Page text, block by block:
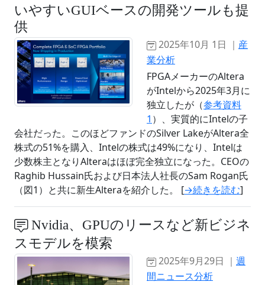
いやすいGUIベースの開発ツールも提
供
2025年10月 1日 ｜ 産
業分析
FPGAメーカーのAltera
がIntelから2025年3月に
独立したが（参考資料
1 ）、実質的にIntelの子
会社だった。このほどファンドのSilver LakeがAltera全
株式の51%を購入、Intelの株式は49%になり、Intelは
少数株主となりAlteraはほぼ完全独立になった。CEOの
Raghib Hussain氏および日本法人社長のSam Rogan氏
（図1）と共に新生Alteraを紹介した。 [→続きを読む]
Nvidia、GPUのリースなど新ビジネ
スモデルを模索
2025年9月29日 ｜ 週
間ニュース分析